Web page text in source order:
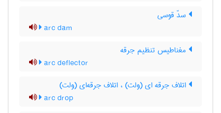
سدّ قوسی
arc dam
مغناطیس تنظیم جرقه
arc deflector
اتلاف جرقه ای (ولت) ، اتلاف جرقه‌ای (ولت)
arc drop